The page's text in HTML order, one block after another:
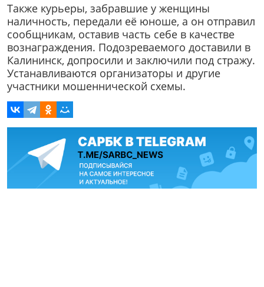
Также курьеры, забравшие у женщины
наличность, передали её юноше, а он отправил
сообщникам, оставив часть себе в качестве
вознаграждения. Подозреваемого доставили в
Калининск, допросили и заключили под стражу.
Устанавливаются организаторы и другие
участники мошеннической схемы.